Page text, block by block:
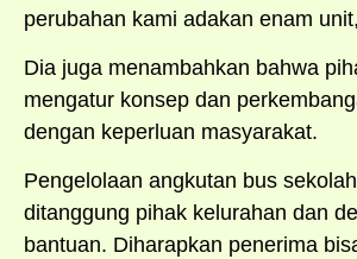
perubahan kami adakan enam
Dia juga menambahkan bahwa
mengatur konsep dan
dengan keperluan masyarakat.
Pengelolaan angkutan bus
ditanggung pihak kelurahan dan
bantuan. Diharapkan penerima